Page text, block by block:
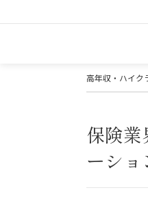
高年収・ハイク
保険
ーショ